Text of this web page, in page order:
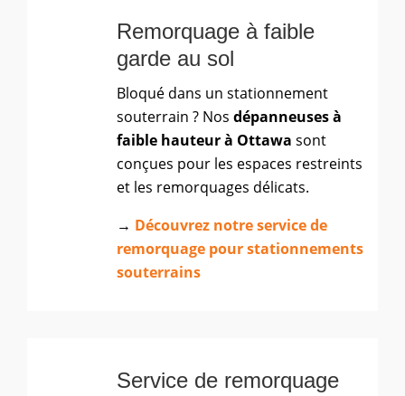
Remorquage à faible
garde au sol
Bloqué dans un stationnement
souterrain ? Nos dépanneuses à
faible hauteur à Ottawa sont
conçues pour les espaces restreints
et les remorquages délicats.
→ Découvrez notre service de
remorquage pour stationnements
souterrains
Service de remorquage